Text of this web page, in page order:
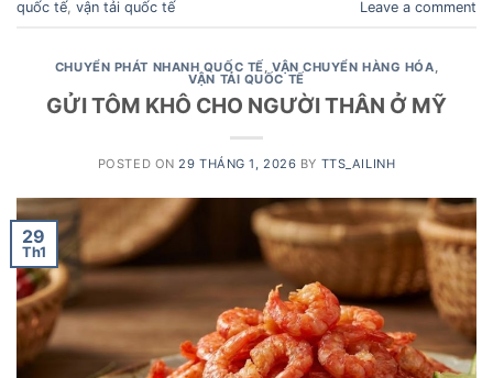
quốc tế vận tải quốc tế Leave a comment
CHUYỂN PHÁT NHANH QUỐC TẾ, VẬN CHUYỂN HÀNG HÓA,
VẬN TẢI QUỐC TẾ
GỬI TÔM KHÔ CHO NGƯỜI THÂN Ở MỸ
POSTED ON29 THÁNG 1, 2026 BY TTS_AILINH
29
Th1